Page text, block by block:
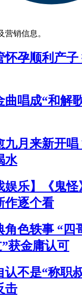
营销信息。
怀孕顺利产子
曲唱成“和解
九月来新开唱
水
娱乐】《鬼
作逐个看
角色轶事 “四
获金庸认可
认不是“称职
击